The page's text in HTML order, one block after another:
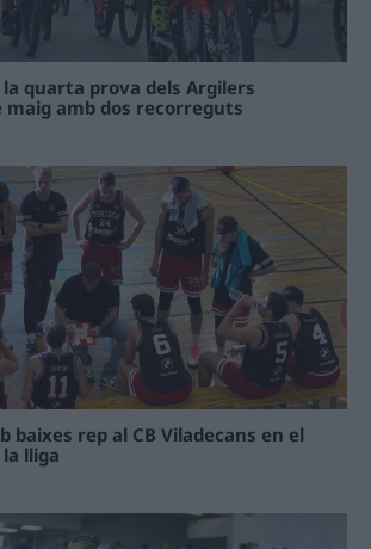
quarta prova dels Argilers
maig amb dos recorreguts
baixes rep al CB Viladecans en el
lliga